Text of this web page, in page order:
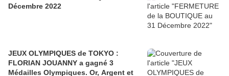
Décembre 2022
JEUX OLYMPIQUES de TOKYO :
FLORIAN JOUANNY a gagné 3
Médailles Olympiques. Or, Argent et